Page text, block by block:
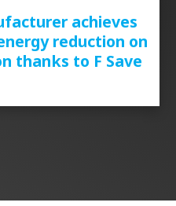
achieves
reduction on
thanks to F Save